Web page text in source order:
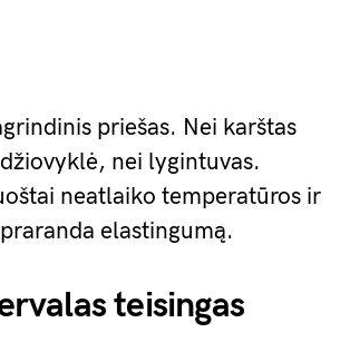
priešas. Nei karštas
nei lygintuvas.
neatlaiko temperatūros ir
elastingumą.
teisingas